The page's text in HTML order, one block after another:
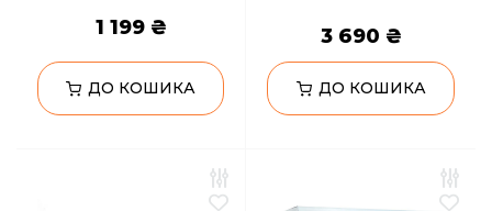
1 199 ₴
ДО КОШИКА
3 690 ₴
ДО КОШИКА